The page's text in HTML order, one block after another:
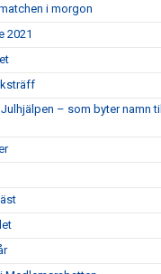
i morgon
2021
– som byter namn till